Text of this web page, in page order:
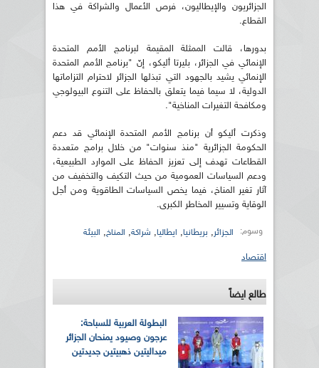
الجزائريون والإيطاليون، فرص الأعمال والشراكة في هذا
القطاع.
بدورها، قالت الممثلة المقيمة لبرنامج الأمم المتحدة
الإنمائي في الجزائر، بليرتا أليكو، إنّ "برنامج الأمم المتحدة
الإنمائي يشيد بالجهود التي تبذلها الجزائر لاحترام التزاماتها
الدولية، لا سيما فيما يتعلق بالحفاظ على التنوع البيولوجي
ومكافحة التغيرات المناخية".
وذكرت أليكو أن برنامج الأمم المتحدة الإنمائي قد دعم
الحكومة الجزائرية "منذ سنوات" من خلال برامج متعددة
القطاعات تهدف إلى تعزيز الحفاظ على الموارد الطبيعية،
ودعم السياسات العمومية من حيث التكيف والتخفيف من
آثار تغير المناخ، فيما يخص السياسات الطاقوية ومن أجل
الوقاية وتسيير المخاطر الكبرى.
وسوم: الجزائر, بريطانيا, ايطاليا, شراكة, المناخ, البيئة
اقتصاد
طالع ايضاً
البطولة العربية للسباحة:
عرجون وصيود يمنحان الجزائر
ميداليتين ذهبيتين جديدتين